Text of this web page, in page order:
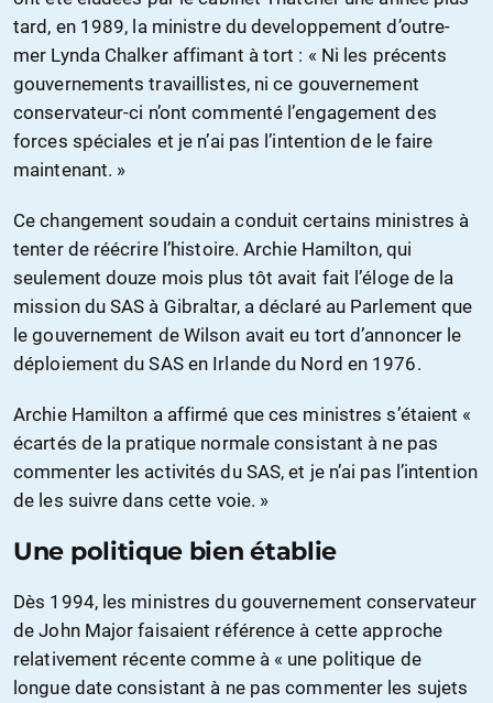
tard, en 1989, la ministre du developpement d’outre-
mer Lynda Chalker affimant à tort : « Ni les précents
gouvernements travaillistes, ni ce gouvernement
conservateur-ci n’ont commenté l’engagement des
forces spéciales et je n’ai pas l’intention de le faire
maintenant. »
Ce changement soudain a conduit certains ministres à
tenter de réécrire l’histoire. Archie Hamilton, qui
seulement douze mois plus tôt avait fait l’éloge de la
mission du SAS à Gibraltar, a déclaré au Parlement que
le gouvernement de Wilson avait eu tort d’annoncer le
déploiement du SAS en Irlande du Nord en 1976.
Archie Hamilton a affirmé que ces ministres s’étaient «
écartés de la pratique normale consistant à ne pas
commenter les activités du SAS, et je n’ai pas l’intention
de les suivre dans cette voie. »
Une politique bien établie
Dès 1994, les ministres du gouvernement conservateur
de John Major faisaient référence à cette approche
relativement récente comme à « une politique de
longue date consistant à ne pas commenter les sujets